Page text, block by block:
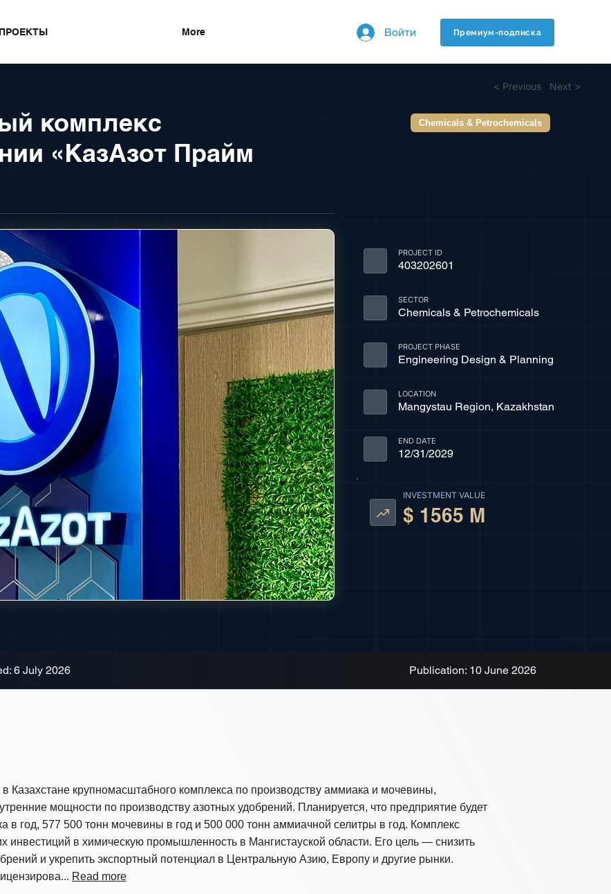
More Войти Премиум-подписка
комплекс
«КазАзот Прайм
< Previous Next >
Chemicals & Petrochemicals
PROJECT ID
403202601
SECTOR
Chemicals & Petrochemicals
PROJECT PHASE
Engineering Design & Planning
LOCATION
Mangystau Region, Kazakhstan
END DATE
12/31/2029
INVESTMENT VALUE
$ 1565 M
6 July 2026 Publication: 10 June 2026
в Казахстане крупномасштабного комплекса по производству аммиака и мочевины,
мощности по производству азотных удобрений. Планируется, что предприятие будет
в год, 577 500 тонн мочевины в год и 500 000 тонн аммиачной селитры в год. Комплекс
инвестиций в химическую промышленность в Мангистауской области. Его цель — снизить
и укрепить экспортный потенциал в Центральную Азию, Европу и другие рынки.
Read more